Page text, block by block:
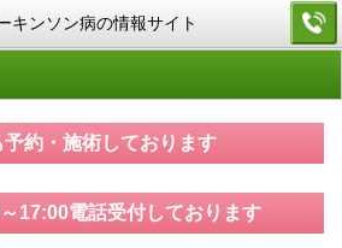
キンソン病の情報サイト
予約・施術しております
17:00電話受付しております